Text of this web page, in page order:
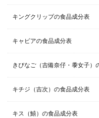
キングクリップの食品成分表
キャビアの食品成分表
きびなご（吉備奈仔・黍女子）
キチジ（吉次）の食品成分表
キス（鱚）の食品成分表